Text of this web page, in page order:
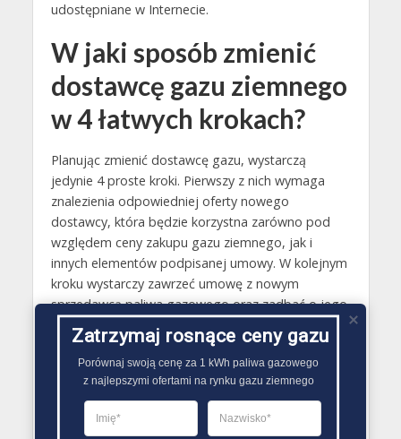
udostępniane w Internecie.
W jaki sposób zmienić
dostawcę gazu ziemnego
w 4 łatwych krokach?
Planując zmienić dostawcę gazu, wystarczą
jedynie 4 proste kroki. Pierwszy z nich wymaga
znalezienia odpowiedniej oferty nowego
dostawcy, która będzie korzystna zarówno pod
względem ceny zakupu gazu ziemnego, jak i
innych elementów podpisanej umowy. W kolejnym
kroku wystarczy zawrzeć umowę z nowym
sprzedawcą paliwa gazowego oraz zadbać o jego
pełnomocnictwo, dzięki któremu będzie on mógł
wymówić umowę ze starym sprzedawcą oraz
załatwić wszelkie sprawy. Trzeci krok to
wypowiedzenie starej umowy i powiadomienie o
tym Operatora Systemu Dystrybucji paliwa
gazowego. Cała procedura zakańcza się natomiast
Zatrzymaj rosnące ceny gazu
Porównaj swoją cenę za 1 kWh paliwa gazowego
z najlepszymi ofertami na rynku gazu ziemnego